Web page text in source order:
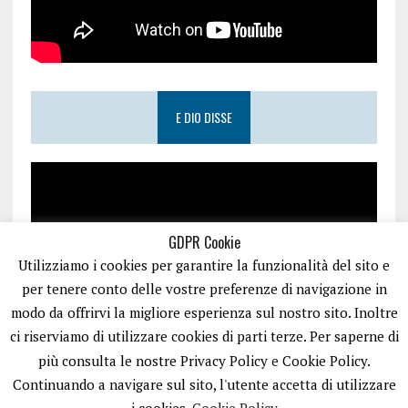
E DIO DISSE
GDPR Cookie
Utilizziamo i cookies per garantire la funzionalità del sito e
per tenere conto delle vostre preferenze di navigazione in
modo da offrirvi la migliore esperienza sul nostro sito. Inoltre
ci riserviamo di utilizzare cookies di parti terze. Per saperne di
più consulta le nostre Privacy Policy e Cookie Policy.
Continuando a navigare sul sito, l'utente accetta di utilizzare